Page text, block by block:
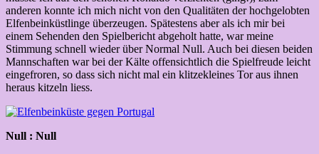
anderen konnte ich mich nicht von den Qualitäten der hochgelobten
Elfenbeinküstlinge überzeugen. Spätestens aber als ich mir bei
einem Sehenden den Spielbericht abgeholt hatte, war meine
Stimmung schnell wieder über Normal Null. Auch bei diesen beiden
Mannschaften war bei der Kälte offensichtlich die Spielfreude leicht
eingefroren, so dass sich nicht mal ein klitzekleines Tor aus ihnen
heraus kitzeln liess.
Null : Null